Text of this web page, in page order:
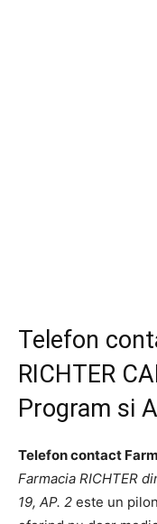
Telefon
RICHTER
Program si
Telefon contact
Farmacia RICHTER
19, AP. 2 este un